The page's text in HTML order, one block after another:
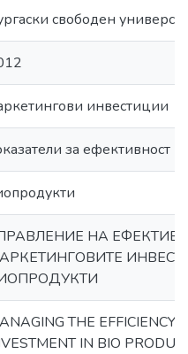
свободен
инвестиции
за ефективност
НА
THE EFFICIENCY
IN BIO